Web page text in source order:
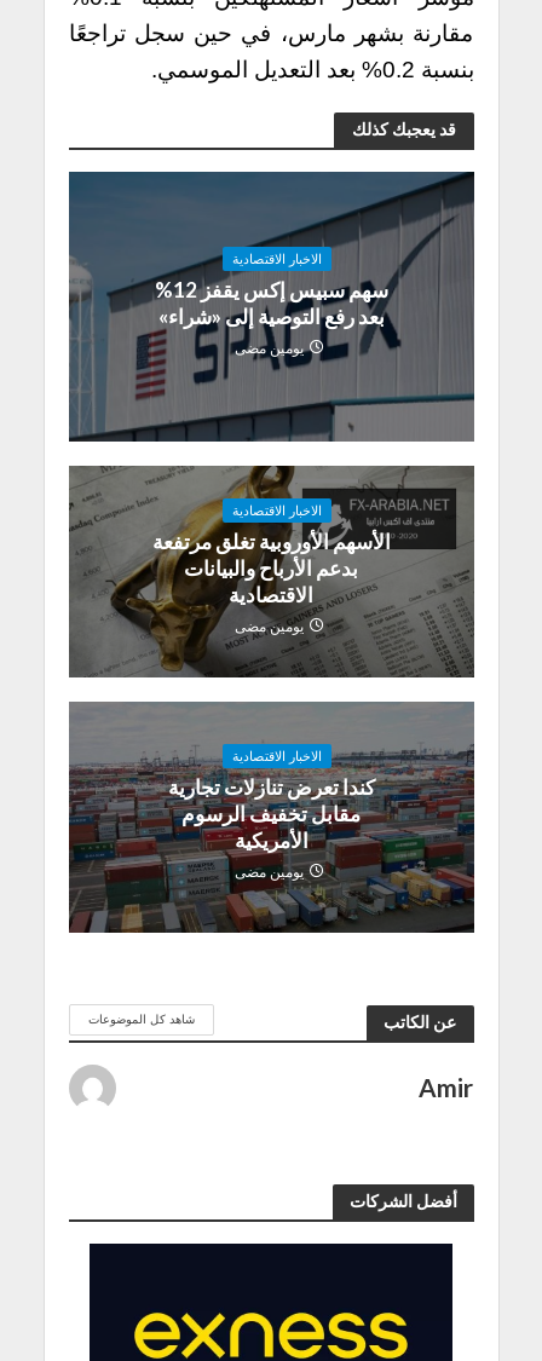
مقارنة بشهر مارس، في حين سجل تراجعًا
بنسبة 0.2% بعد التعديل الموسمي.
قد يعجبك كذلك
الاخبار الاقتصادية
سهم سبيس إكس يقفز 12%
بعد رفع التوصية إلى «شراء»
يومين مضى
الاخبار الاقتصادية
الأسهم الأوروبية تغلق مرتفعة
بدعم الأرباح والبيانات
الاقتصادية
يومين مضى
الاخبار الاقتصادية
كندا تعرض تنازلات تجارية
مقابل تخفيف الرسوم
الأمريكية
يومين مضى
عن الكاتب شاهد كل الموضوعات
Amir
أفضل الشركات